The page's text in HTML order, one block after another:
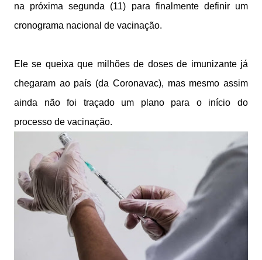
na próxima segunda (11) para finalmente definir um
cronograma nacional de vacinação.
Ele se queixa que milhões de doses de imunizante já
chegaram ao país (da Coronavac), mas mesmo assim
ainda não foi traçado um plano para o início do
processo de vacinação.